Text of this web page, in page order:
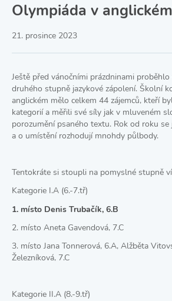
Olympiáda v
21. prosince 2023
Ještě před vánočními prázdninami proběhlo
druhého stupně jazykové zápolení. Školní
anglickém mělo celkem 44 zájemců, kteří
kategorií a měřili své síly jak v mluveném
porozumění psaného textu. Rok od roku se
a o umístění rozhodují mnohdy půlbody.
Tentokráte si stoupli na pomyslné stupně
Kategorie I.A (6.-7.tř)
1. místo Denis Trubačík, 6.B
2. místo Aneta Gavendová, 7.C
3. místo Jana Tonnerová, 6.A, Alžběta
Železníková, 7.C
Kategorie II.A (8.-9.tř)